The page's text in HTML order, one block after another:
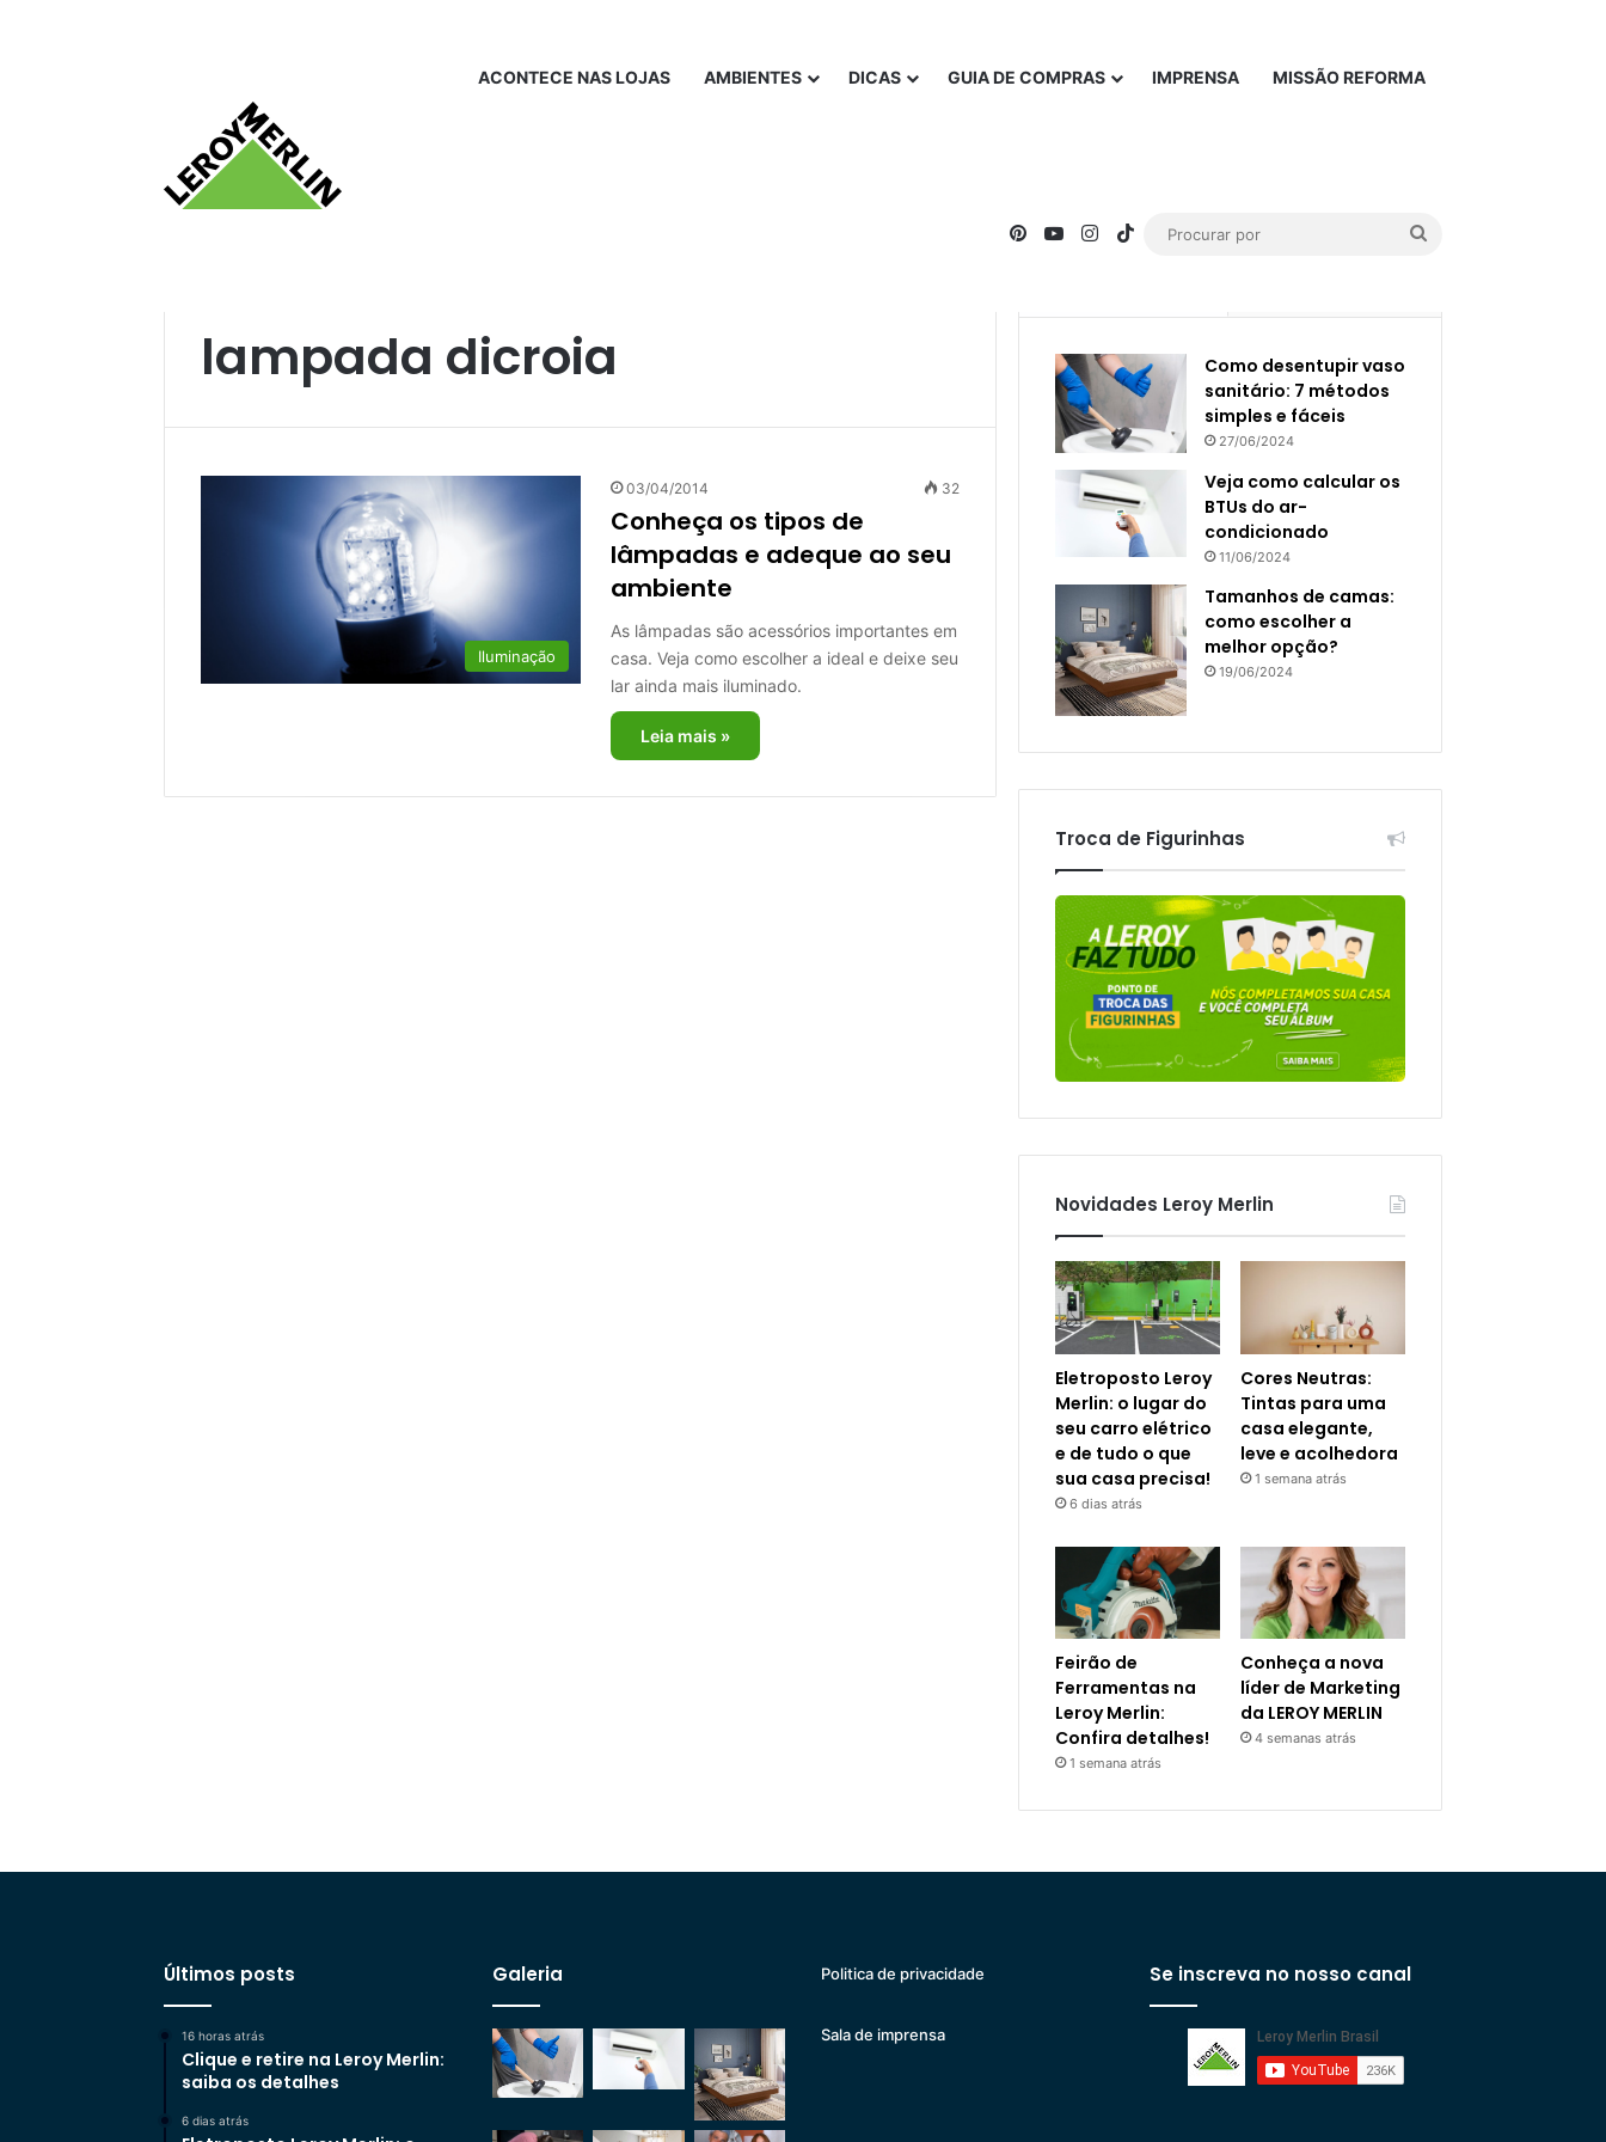
ACONTECE NAS LOJAS AMBIENTES DICAS GUIA DE COMPRAS IMPRENSA MISSÃO REFORMA
PinterestYouTubeInstagram
TikTok
lampada dicroia
Iluminação
03/04/2014 32
Conheça os tipos de
lâmpadas e adeque ao seu
ambiente
As lâmpadas são acessórios importantes em
casa. Veja como escolher a ideal e deixe seu
lar ainda mais iluminado.
Leia mais »
Como desentupir vaso
sanitário: 7 métodos
simples e fáceis
27/06/2024
Veja como calcular os
BTUs do ar-
condicionado
11/06/2024
Tamanhos de camas:
como escolher a
melhor opção?
19/06/2024
Troca de Figurinhas
Novidades Leroy Merlin
Eletroposto Leroy
Merlin: o lugar do
seu carro elétrico
e de tudo o que
sua casa precisa!
6 dias atrás
Cores Neutras:
Tintas para uma
casa elegante,
leve e acolhedora
1 semana atrás
Feirão de
Ferramentas na
Leroy Merlin:
Confira detalhes!
1 semana atrás
Conheça a nova
líder de Marketing
da LEROY MERLIN
4 semanas atrás
Últimos posts
16 horas atrás
Clique e retire na Leroy Merlin:
saiba os detalhes
6 dias atrás
Galeria Politica de privacidade
Sala de imprensa
Se inscreva no nosso canal